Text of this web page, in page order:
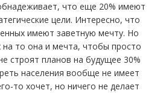
что еще 20% имеют
цели. Интересно, что
имеют заветную мечту. Но
то она и мечта, чтобы просто
строят планов на будущее 30%
населения вообще не имеет
то хочет, но ничего не делает